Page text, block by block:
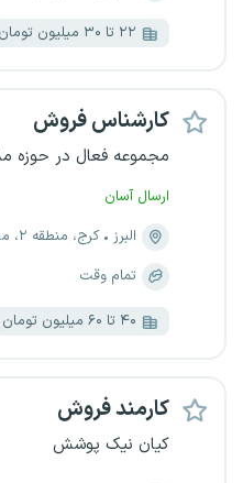
۲۲ تا ۳۰ میلیون تومان
کارشناس فروش
مجموعه فعال در حوزه
ارسال آسان
البرز
کرج، منطقه ۲، مصباح
تمام وقت
۴۰ تا ۶۰ میلیون تومان
کارمند فروش
کیان نیک پوشش